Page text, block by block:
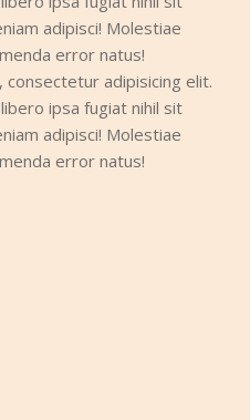
adipisci! Molestiae
error natus!
adipisicing elit.
ipsa fugiat nihil sit
adipisci! Molestiae
error natus!